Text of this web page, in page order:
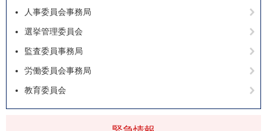
人事委員会事務局
選挙管理委員会
監査委員事務局
労働委員会事務局
教育委員会